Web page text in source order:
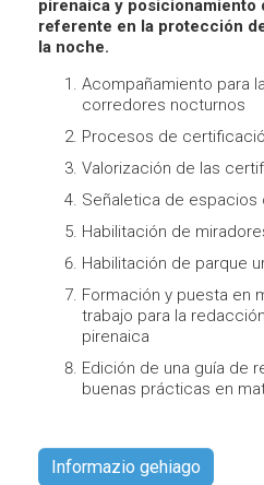
pirenaica y posicionamiento
referente en la protección
la noche.
Acompañamiento para
corredores nocturnos
Procesos de
Valorización de las
Señaletica de
Habilitación de
Habilitación de parque
Formación y puesta en
trabajo para la
pirenaica
Edición de una guía de
buenas prácticas en
Informazio gehiago